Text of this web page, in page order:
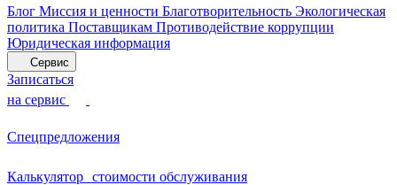
Блог Миссия и ценности Благотворительность Экологическая
политика Поставщикам Противодействие коррупции
Юридическая информация
Сервис
Записаться
на сервис
Спецпредложения
Калькулятор стоимости обслуживания